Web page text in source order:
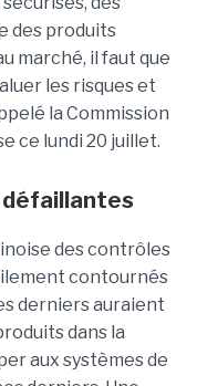
des produits
marché, il faut que
les risques et
la Commission
ce lundi 20 juillet.
des contrôles
contournés
derniers auraient
dans la
aux systèmes de